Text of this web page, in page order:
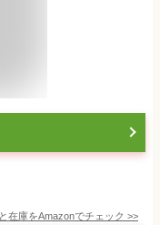
在庫をAmazonでチェック >>